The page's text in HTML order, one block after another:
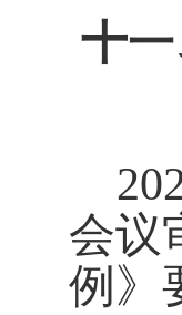
十
会议
例》